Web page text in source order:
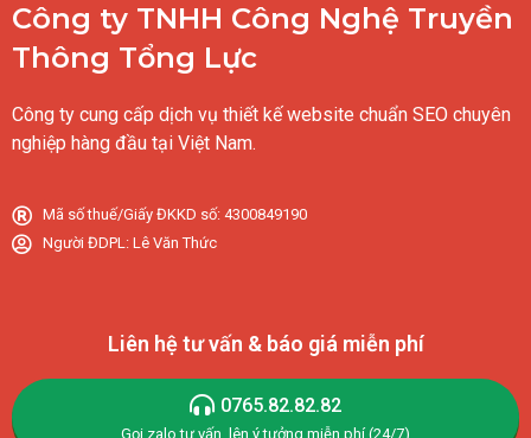
Công ty TNHH Công Nghệ Truyền
Thông Tổng Lực
Công ty cung cấp dịch vụ thiết kế website chuẩn SEO chuyên
nghiệp hàng đầu tại Việt Nam.
Mã số thuế/Giấy ĐKKD số: 4300849190
Người ĐDPL: Lê Văn Thức
Liên hệ tư vấn & báo giá miễn phí
0765.82.82.82
Gọi,zalo tư vấn, lên ý tưởng miễn phí (24/7)